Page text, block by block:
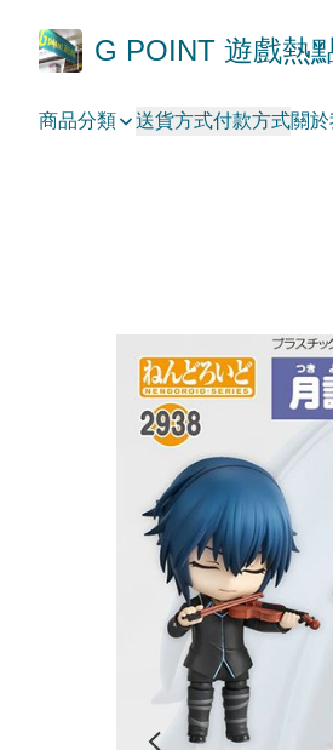
G POINT 遊戲熱
商品分類 送貨方式付款方式關於